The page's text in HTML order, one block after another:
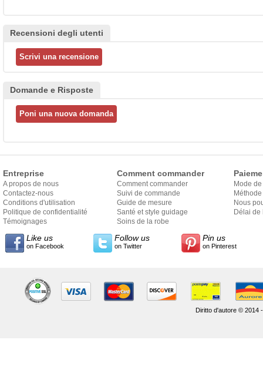
Recensioni degli utenti
Domande e Risposte
Entreprise
A propos de nous
Contactez-nous
Conditions d'utilisation
Politique de confidentialité
Témoignages
Comment commander
Comment commander
Suivi de commande
Guide de mesure
Santé et style guidage
Soins de la robe
Mode
Nous
Délai de
Like us
on Facebook
Follow us
on Twitter
Pin us
on Pinterest
Diritto d'autore © 2014